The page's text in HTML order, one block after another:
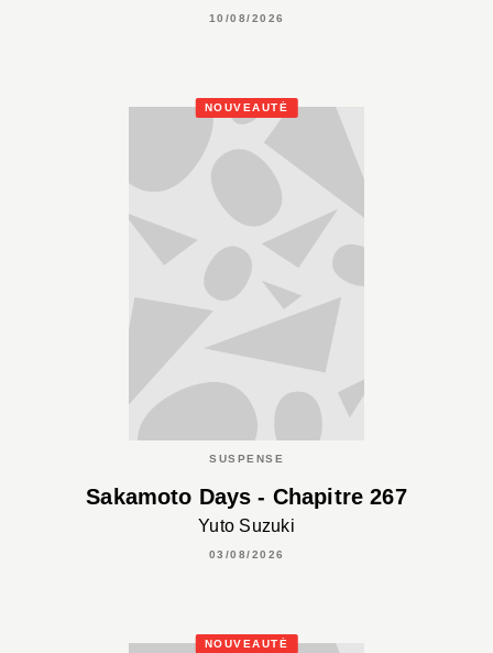
10/08/2026
NOUVEAUTÉ
SUSPENSE
Sakamoto Days - Chapitre 267
Yuto Suzuki
03/08/2026
NOUVEAUTÉ